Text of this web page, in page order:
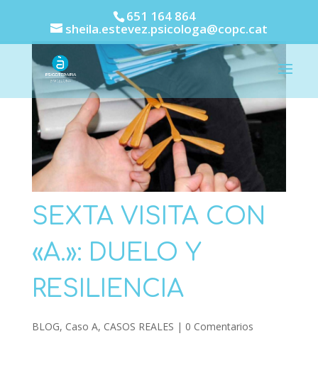
651 164 864
sheila.estevez.psicologa@copc.cat
SEXTA VISITA CON
«A.»: DUELO Y
RESILIENCIA
BLOG, Caso A, CASOS REALES | 0 Comentarios